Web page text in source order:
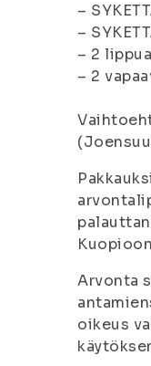
–
–
– 2
– 2
Arvonta
oikeus